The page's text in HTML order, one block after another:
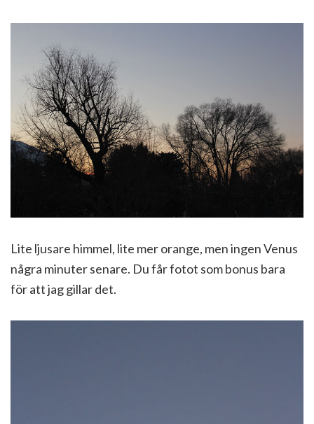
Lite ljusare himmel, lite mer orange, men ingen Venus
några minuter senare. Du får fotot som bonus bara
för att jag gillar det.